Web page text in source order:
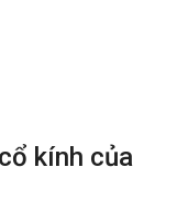
kính của